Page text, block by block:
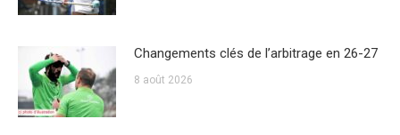
Changements clés de l’arbitrage en 26-27
8 août 2026